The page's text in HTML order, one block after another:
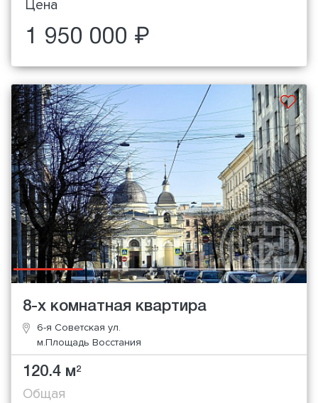
Цена
1 950 000 ₽
8-х комнатная квартира
6-я Советская ул.
м.Площадь Восстания
120.4 м2
Общая